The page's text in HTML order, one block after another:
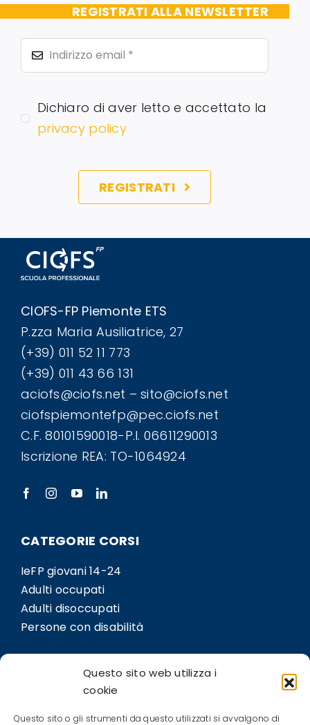
Questo sito web utilizza i
cookie
Questo sito o gli strumenti da questo utilizzati si avvalgono di
REGISTRATI ALLA NEWSLETTER
Dichiaro di aver letto e accettato la
privacy policy
REGISTRATI
CIOFS-FP Piemonte ETS
P.zza Maria Ausiliatrice, 27
(+39) 011 52 11 773
(+39) 011 43 66 131
aciofs@ciofs.net – sito@ciofs.net
ciofspiemontefp@pec.ciofs.net
C.F. 80101590018-P.I. 06611290013
Iscrizione REA: TO-1064924
CATEGORIE CORSI
IeFP giovani 14-24
Adulti occupati
Adulti disoccupati
Persone con disabilità
LINK